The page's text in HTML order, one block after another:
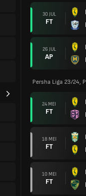
30 JUL
FT
26 JUL
AP
Persha Liga 23/24,
24 MEI
FT
18 MEI
FT
10 MEI
FT